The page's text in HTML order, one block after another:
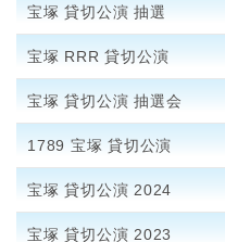
宝塚 貸切公演 抽選
宝塚 RRR 貸切公演
宝塚 貸切公演 抽選会
1789 宝塚 貸切公演
宝塚 貸切公演 2024
宝塚 貸切公演 2023